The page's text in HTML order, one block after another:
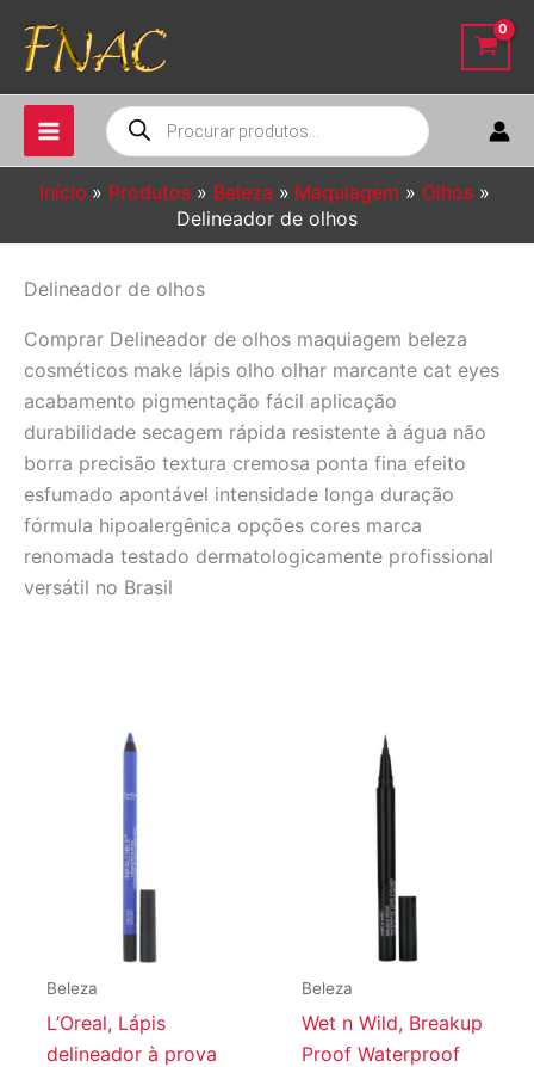
para
conteúdo
Pesquisar
produtos
Início Produtos Beleza Maquiagem
Olhos
Delineador de olhos
Delineador de olhos
Comprar Delineador de olhos maquiagem beleza
cosméticos make lápis olho olhar marcante cat eyes
acabamento pigmentação fácil aplicação
durabilidade secagem rápida resistente à água não
borra precisão textura cremosa ponta fina efeito
esfumado apontável intensidade longa duração
fórmula hipoalergênica opções cores marca
renomada testado dermatologicamente profissional
versátil no Brasil
Beleza
L’Oreal, Lápis
delineador à prova
Beleza
Wet n Wild, Breakup
Proof Waterproof